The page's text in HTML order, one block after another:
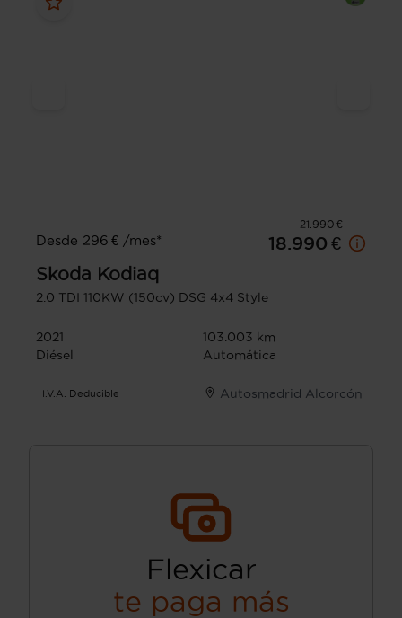
21.990 €
Desde 296 € /mes*
18.990 €
Skoda Kodiaq
2.0 TDI 110KW (150cv) DSG 4x4 Style
2021
103.003 km
Diésel
Automática
I.V.A. Deducible Autosmadrid Alcorcón
Flexicar
te paga más